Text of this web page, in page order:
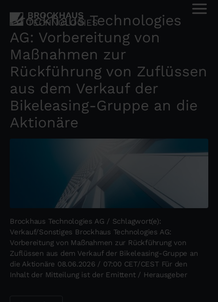
Brockhaus Technologies
AG: Vorbereitung von
Maßnahmen zur
Rückführung von Zuflüssen
aus dem Verkauf der
Bikeleasing-Gruppe an die
Aktionäre
Brockhaus Technologies AG / Schlagwort(e):
Verkauf/Sonstiges Brockhaus Technologies AG:
Vorbereitung von Maßnahmen zur Rückführung von
Zuflüssen aus dem Verkauf der Bikeleasing-Gruppe an
die Aktionäre 08.06.2026 / 07:00 CET/CEST Für den
Inhalt der Mitteilung ist der Emittent / Herausgeber